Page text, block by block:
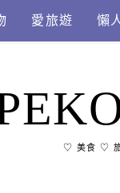
愛旅遊 懶
♡ 美食 ♡